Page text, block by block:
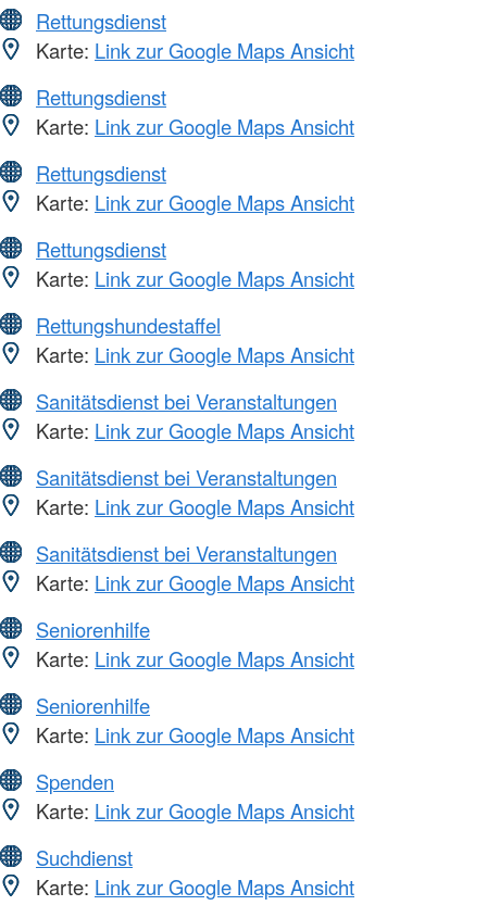
Rettungsdienst
Karte: Link zur Google Maps Ansicht
Rettungsdienst
Karte: Link zur Google Maps Ansicht
Rettungsdienst
Karte: Link zur Google Maps Ansicht
Rettungsdienst
Karte: Link zur Google Maps Ansicht
Rettungshundestaffel
Karte: Link zur Google Maps Ansicht
Sanitätsdienst bei Veranstaltungen
Karte: Link zur Google Maps Ansicht
Sanitätsdienst bei Veranstaltungen
Karte: Link zur Google Maps Ansicht
Sanitätsdienst bei Veranstaltungen
Karte: Link zur Google Maps Ansicht
Seniorenhilfe
Karte: Link zur Google Maps Ansicht
Seniorenhilfe
Karte: Link zur Google Maps Ansicht
Spenden
Karte: Link zur Google Maps Ansicht
Suchdienst
Karte: Link zur Google Maps Ansicht